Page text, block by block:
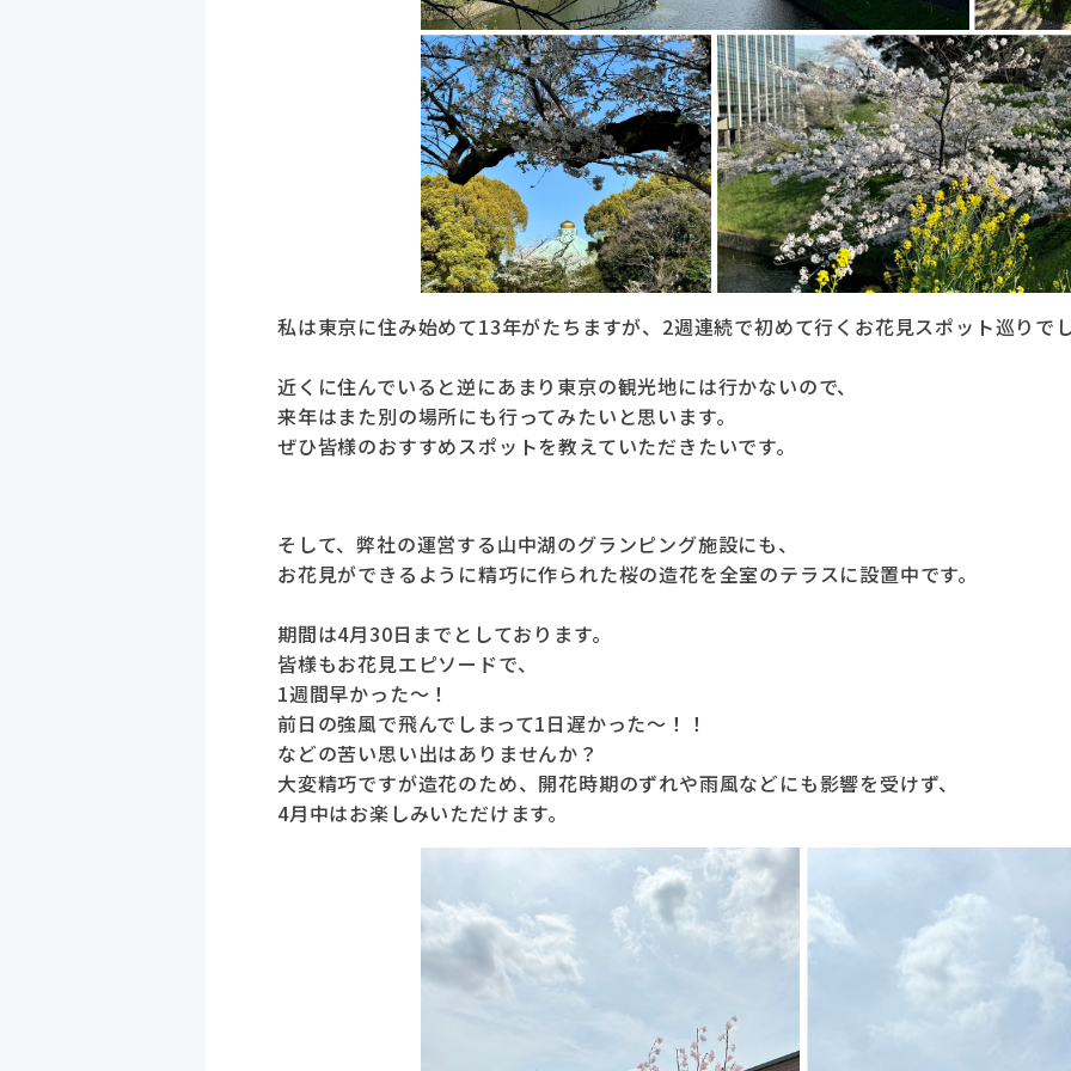
私は東京に住み始めて13年がたちますが、2週連続で初めて行くお花見スポット巡りで
近くに住んでいると逆にあまり東京の観光地には行かないので、
来年はまた別の場所にも行ってみたいと思います。
ぜひ皆様のおすすめスポットを教えていただきたいです。
そして、弊社の運営する山中湖のグランピング施設にも、
お花見ができるように精巧に作られた桜の造花を全室のテラスに設置中です。
期間は4月30日までとしております。
皆様もお花見エピソードで、
1週間早かった～！
前日の強風で飛んでしまって1日遅かった～！！
などの苦い思い出はありませんか？
大変精巧ですが造花のため、開花時期のずれや雨風などにも影響を受けず、
4月中はお楽しみいただけます。